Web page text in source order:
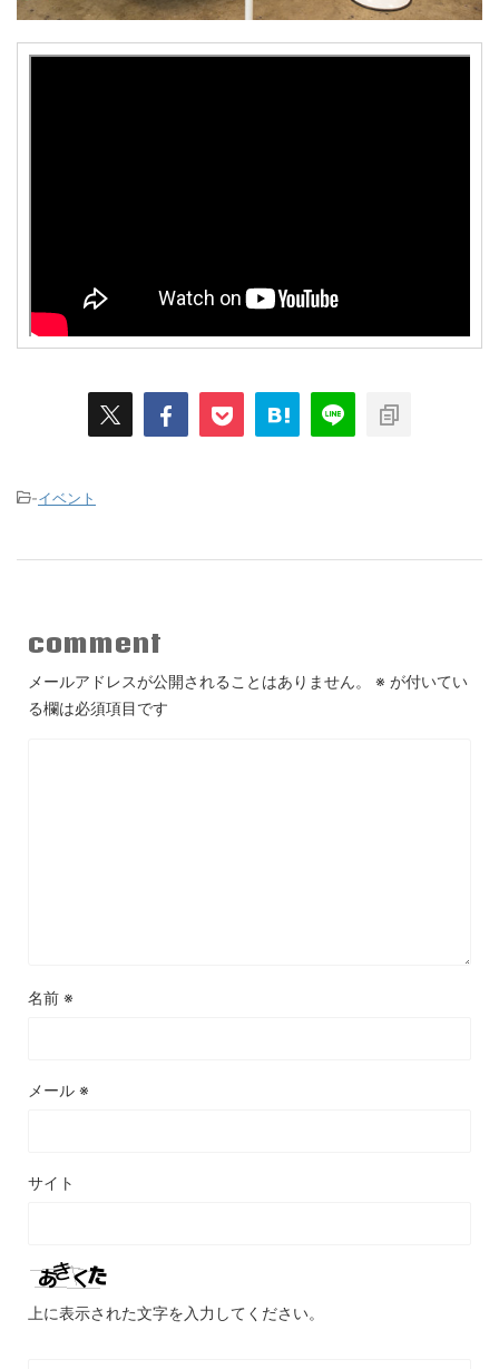
-イベント
comment
メールアドレスが公開されることはありません。 ※ が付いてい
る欄は必須項目です
名前 ※
メール ※
サイト
上に表示された文字を入力してください。